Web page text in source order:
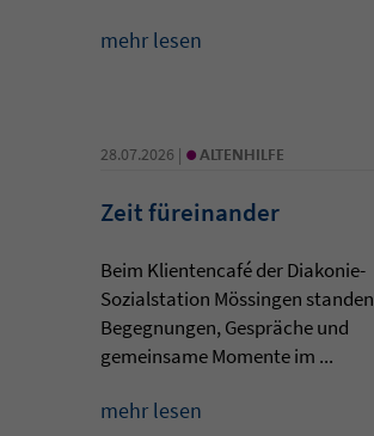
mehr lesen
28.07.2026 | • ALTENHILFE
Zeit füreinander
Beim Klientencafé der Diakonie-
Sozialstation Mössingen standen
Begegnungen, Gespräche und
gemeinsame Momente im ...
mehr lesen